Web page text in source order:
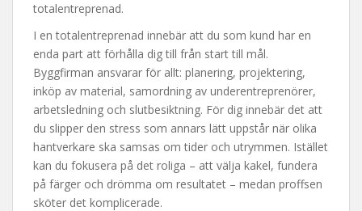
totalentreprenad.
I en totalentreprenad innebär att du som kund har en
enda part att förhålla dig till från start till mål.
Byggfirman ansvarar för allt: planering, projektering,
inköp av material, samordning av underentreprenörer,
arbetsledning och slutbesiktning. För dig innebär det att
du slipper den stress som annars lätt uppstår när olika
hantverkare ska samsas om tider och utrymmen. Istället
kan du fokusera på det roliga – att välja kakel, fundera
på färger och drömma om resultatet – medan proffsen
sköter det komplicerade.